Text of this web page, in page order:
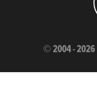
© 2004 - 2026